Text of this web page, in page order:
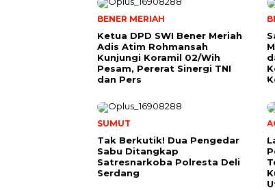
BENER MERIAH
Ketua DPD SWI Bener Meriah
Adis Atim Rohmansah
Kunjungi Koramil 02/Wih
Pesam, Pererat Sinergi TNI
dan Pers
SUMUT
Tak Berkutik! Dua Pengedar
Sabu Ditangkap
Satresnarkoba Polresta Deli
Serdang